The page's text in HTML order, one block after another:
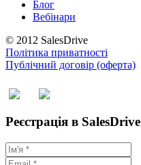
Блог
Вебінари
© 2012 SalesDrive
Політика приватності
Публічний договір (оферта)
Реєстрація в SalesDrive